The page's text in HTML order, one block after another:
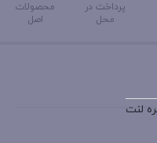
پرداخت در
محل
محصولات
اصل